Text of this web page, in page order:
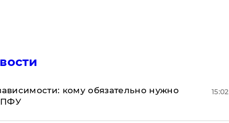
кому обязательно нужно
ПФУ
15:02